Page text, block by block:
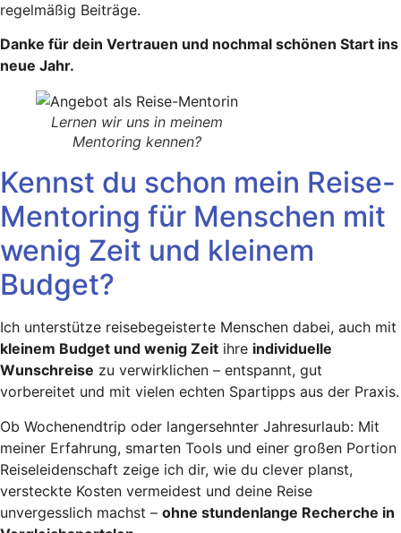
regelmäßig Beiträge.
Danke für dein Vertrauen und nochmal schönen Start ins
neue Jahr.
Lernen wir uns in meinem
Mentoring kennen?
Kennst du schon mein Reise-
Mentoring für Menschen mit
wenig Zeit und kleinem
Budget?
Ich unterstütze reisebegeisterte Menschen dabei, auch mit
kleinem Budget und wenig Zeit ihre individuelle
Wunschreise zu verwirklichen – entspannt, gut
vorbereitet und mit vielen echten Spartipps aus der Praxis.
Ob Wochenendtrip oder langersehnter Jahresurlaub: Mit
meiner Erfahrung, smarten Tools und einer großen Portion
Reiseleidenschaft zeige ich dir, wie du clever planst,
versteckte Kosten vermeidest und deine Reise
unvergesslich machst – ohne stundenlange Recherche in